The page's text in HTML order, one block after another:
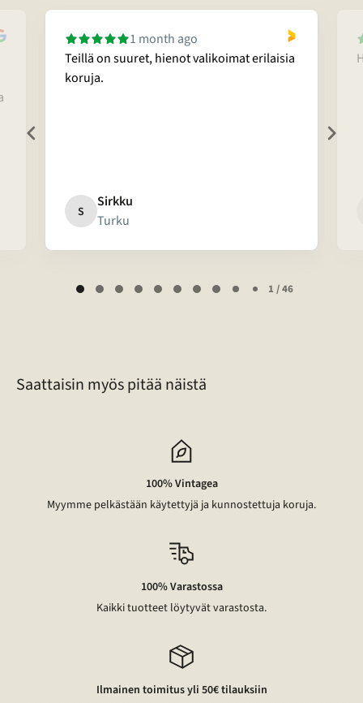
1 month ago
Teillä on suuret, hienot valikoimat erilaisia
koruja.
S
Sirkku
Turku
1 / 46
Saattaisin myös pitää näistä
100% Vintagea
Myymme pelkästään käytettyjä ja kunnostettuja koruja.
100% Varastossa
Kaikki tuotteet löytyvät varastosta.
Ilmainen toimitus yli 50€ tilauksiin